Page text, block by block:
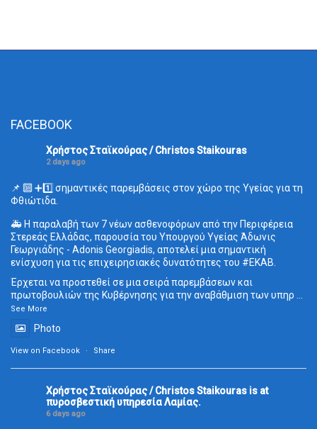
FACEBOOK
Χρήστος Σταϊκούρας / Christos Staikouras
2 days ago
📌 🔟 ➕1️⃣ σημαντικές παρεμβάσεις στον χώρο της Υγείας για τη
Φθιώτιδα.
🚑 Η παραλαβή των 7 νέων ασθενοφόρων από την Περιφέρεια
Στερεάς Ελλάδας, παρουσία του Υπουργού Υγείας Άδωνις
Γεωργιάδης - Adonis Georgiadis, αποτελεί μια σημαντική
ενίσχυση για τις επιχειρησιακές δυνατότητες του #ΕΚΑΒ.
Έρχεται να προστεθεί σε μια σειρά παρεμβάσεων και
πρωτοβουλιών της Κυβέρνησης για την αναβάθμιση των υπηρ ...
See More
Photo
View on Facebook · Share
Χρήστος Σταϊκούρας / Christos Staikouras is at
πυροσβεστική υπηρεσία Λαμίας.
6 days ago